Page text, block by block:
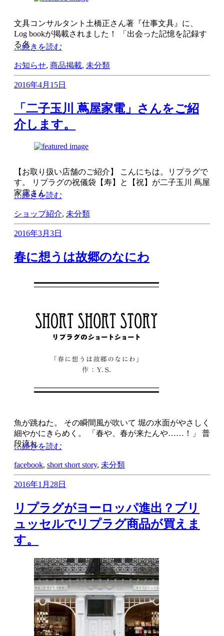
文具コンサルタント土橋正さん著『仕事文具』に、
Log bookが掲載されました！ 「出会った記憶を記録す
る名
…続きを読む
お知らせ, 商品掲載, 未分類
2016年4月15日
「二子玉川 蔦屋家電」さんをご紹
介します。
【お取り扱い店舗のご紹介】 こんにちは。リプラグで
す。 リプラグの祝儀袋【寿】と【祝】が二子玉川 蔦屋
家電さん
…続きを読む
ショップ紹介, 未分類
2016年3月3日
春に想うは故郷のなにわ
魚が跳ねた。 その瞬間風が吹いて 堀の水面がやさしく
細やかにきらめく。 「春や、春が来たんや……！」 普
段流れ
…続きを読む
facebook, short short story, 未分類
2016年1月28日
リプラグがヨーロッパ進出？ブリ
ュッセルでリプラグ商品が買えま
す。